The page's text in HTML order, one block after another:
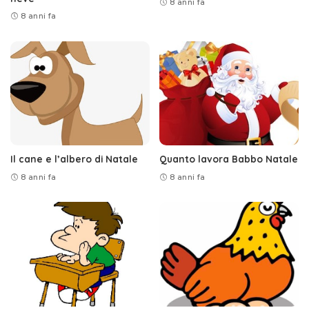
8 anni fa
8 anni fa
Il cane e l’albero di Natale
8 anni fa
Quanto lavora Babbo Natale
8 anni fa